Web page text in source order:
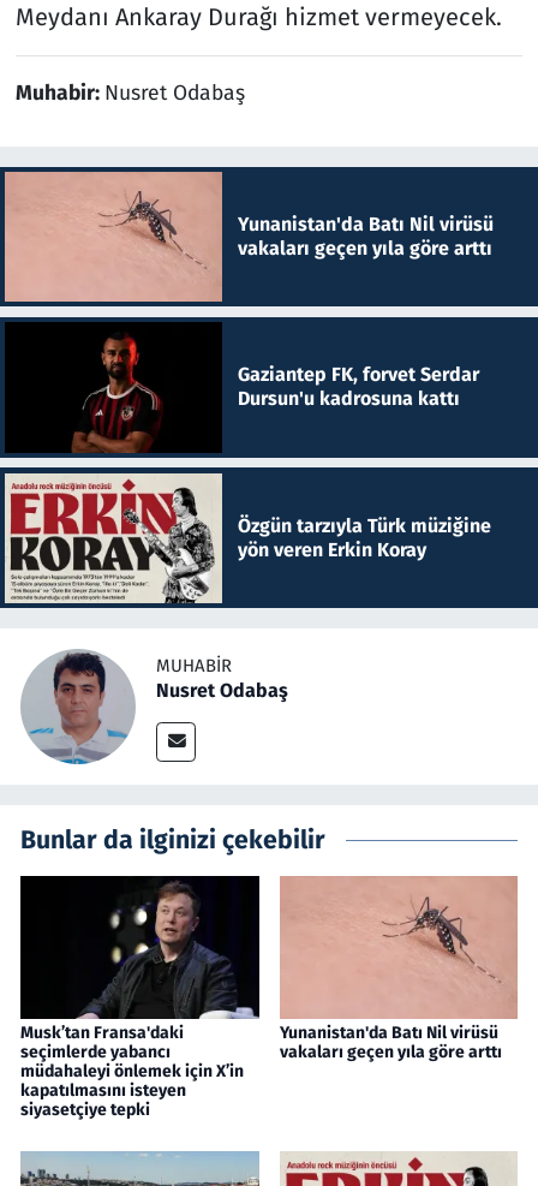
Meydanı Ankaray Durağı hizmet vermeyecek.
Muhabir: Nusret Odabaş
Yunanistan'da Batı Nil virüsü
vakaları geçen yıla göre arttı
Gaziantep FK, forvet Serdar
Dursun'u kadrosuna kattı
Özgün tarzıyla Türk müziğine
yön veren Erkin Koray
MUHABIR
Nusret Odabaş
Bunlar da ilginizi çekebilir
Musk’tan Fransa'daki
seçimlerde yabancı
müdahaleyi önlemek için X’in
kapatılmasını isteyen
siyasetçiye tepki
Yunanistan'da Batı Nil virüsü
vakaları geçen yıla göre arttı